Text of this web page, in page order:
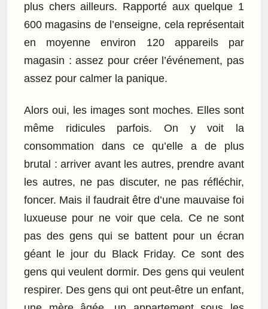
plus chers ailleurs. Rapporté aux quelque 1
600 magasins de l’enseigne, cela représentait
en moyenne environ 120 appareils par
magasin : assez pour créer l’événement, pas
assez pour calmer la panique.
Alors oui, les images sont moches. Elles sont
même ridicules parfois. On y voit la
consommation dans ce qu’elle a de plus
brutal : arriver avant les autres, prendre avant
les autres, ne pas discuter, ne pas réfléchir,
foncer. Mais il faudrait être d’une mauvaise foi
luxueuse pour ne voir que cela. Ce ne sont
pas des gens qui se battent pour un écran
géant le jour du Black Friday. Ce sont des
gens qui veulent dormir. Des gens qui veulent
respirer. Des gens qui ont peut-être un enfant,